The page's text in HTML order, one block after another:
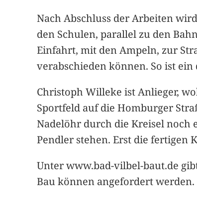
Nach Abschluss der Arbeiten
den Schulen, parallel zu den
Einfahrt, mit den Ampeln, zur
verabschieden können. So ist
Christoph Willeke ist Anlieger,
Sportfeld auf die Homburger
Nadelöhr durch die Kreisel noch
Pendler stehen. Erst die fertigen
Unter www.bad-vilbel-baut.de
Bau können angefordert werden.